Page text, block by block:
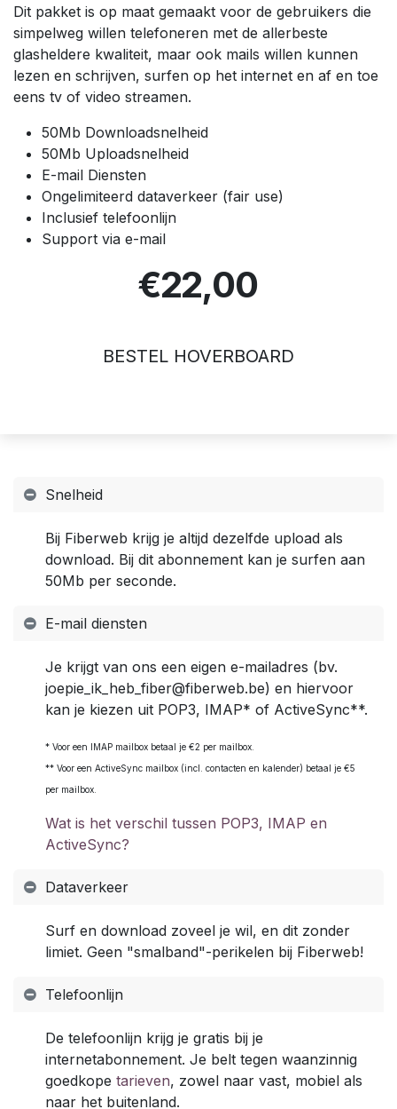
Dit pakket is op maat gemaakt voor de gebruikers die
simpelweg willen telefoneren met de allerbeste
glasheldere kwaliteit, maar ook mails willen kunnen
lezen en schrijven, surfen op het internet en af en toe
eens tv of video streamen.
50Mb Downloadsnelheid
50Mb Uploadsnelheid
E-mail Diensten
Ongelimiteerd dataverkeer (fair use)
Inclusief telefoonlijn
Support via e-mail
€22,00
BESTEL HOVERBOARD
Snelheid
Bij Fiberweb krijg je altijd dezelfde upload als
download. Bij dit abonnement kan je surfen aan
50Mb per seconde.
E-mail diensten
Je krijgt van ons een eigen e-mailadres (bv.
joepie_ik_heb_fiber@fiberweb.be) en hiervoor
kan je kiezen uit POP3, IMAP* of ActiveSync**.
* Voor een IMAP mailbox betaal je €2 per mailbox.
** Voor een ActiveSync mailbox (incl. contacten en kalender) betaal je €5
per mailbox.
Wat is het verschil tussen POP3, IMAP en
ActiveSync?
Dataverkeer
Surf en download zoveel je wil, en dit zonder
limiet. Geen "smalband"-perikelen bij Fiberweb!
Telefoonlijn
De telefoonlijn krijg je gratis bij je
internetabonnement. Je belt tegen waanzinnig
goedkope tarieven, zowel naar vast, mobiel als
naar het buitenland.